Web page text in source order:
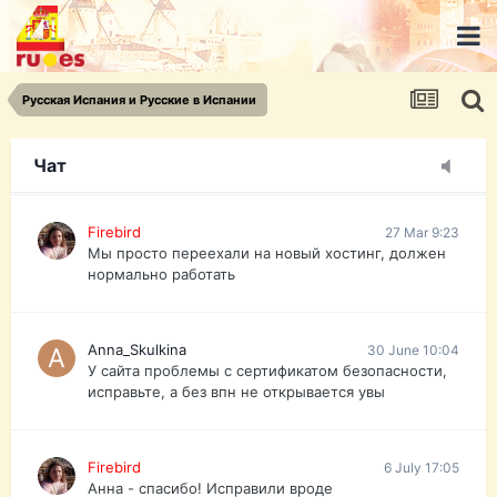
Русская Испания и Русские в Испании
Чат
urist.dokument@gmail.com
https://pasport-ua.com/
Телеграмм @uristpassua
Firebird
Друзья - из России без VPN сайт и форум
Firebird 27 Mar 9:23
Мы просто переехали на новый хостинг, должен
нормально работать
Anna_Skulkina 30 June 10:04
У сайта проблемы с сертификатом безопасности,
исправьте, а без впн не открывается увы
Firebird 6 July 17:05
Анна - спасибо! Исправили вроде